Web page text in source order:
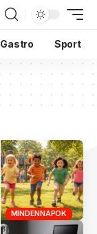
Gastro Sport
MINDENNAPOK